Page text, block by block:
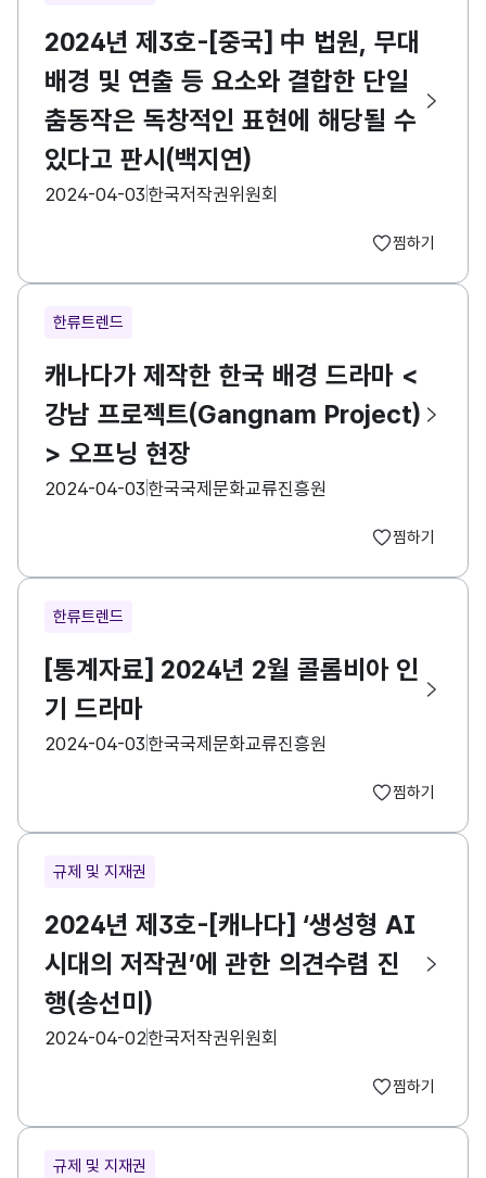
2024년 제3호-[중국] 中 법원, 무대
배경 및 연출 등 요소와 결합한 단일
춤동작은 독창적인 표현에 해당될 수
있다고 판시(백지연)
등록일
2024-04-03수집기관한국저작권위원회
찜하기
한류트렌드
캐나다가 제작한 한국 배경 드라마 <
강남 프로젝트(Gangnam Project)
> 오프닝 현장
등록일
2024-04-03수집기관한국국제문화교류진흥원
찜하기
한류트렌드
[통계자료] 2024년 2월 콜롬비아 인
기 드라마
등록일
2024-04-03수집기관한국국제문화교류진흥원
찜하기
규제 및 지재권
2024년 제3호-[캐나다] ‘생성형 AI
시대의 저작권’에 관한 의견수렴 진
행(송선미)
등록일
2024-04-02수집기관한국저작권위원회
찜하기
규제 및 지재권